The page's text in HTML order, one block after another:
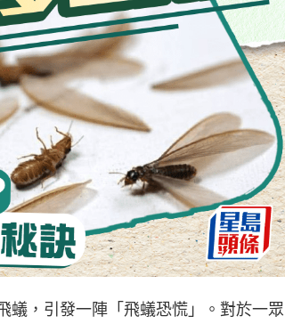
蟻，引發一陣「飛蟻恐慌」。對於一眾